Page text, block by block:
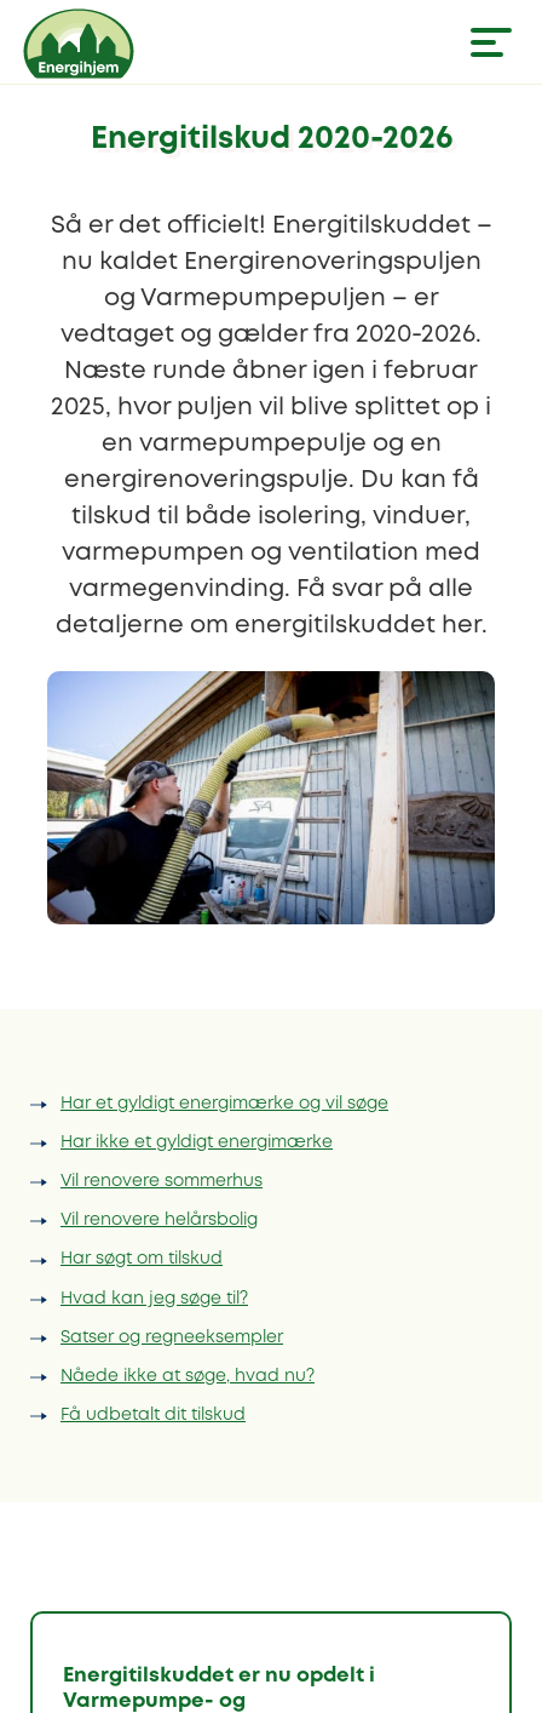
Energitilskud 2020-2026
Så er det officielt! Energitilskuddet –
nu kaldet Energirenoveringspuljen
og Varmepumpepuljen – er
vedtaget og gælder fra 2020-2026.
Næste runde åbner igen i februar
2025, hvor puljen vil blive splittet op i
en varmepumpepulje og en
energirenoveringspulje. Du kan få
tilskud til både isolering, vinduer,
varmepumpen og ventilation med
varmegenvinding. Få svar på alle
detaljerne om energitilskuddet her.
Har et gyldigt energimærke og vil søge
Har ikke et gyldigt energimærke
Vil renovere sommerhus
Vil renovere helårsbolig
Har søgt om tilskud
Hvad kan jeg søge til?
Satser og regneeksempler
Nåede ikke at søge, hvad nu?
Få udbetalt dit tilskud
Energitilskuddet er nu opdelt i
Varmepumpe- og